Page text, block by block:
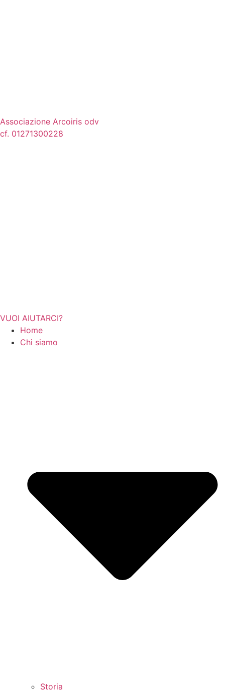
Associazione Arcoiris odv
cf. 01271300228
VUOI AIUTARCI?
Home
Chi siamo
Storia